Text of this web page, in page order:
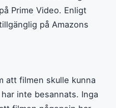
Prime Video. Enligt
på Amazons
att filmen skulle kunna
inte besannats. Inga